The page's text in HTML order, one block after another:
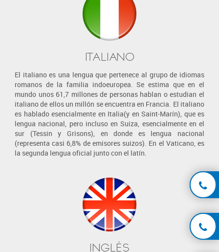
ITALIANO
El italiano es una lengua que pertenece al grupo de idiomas
romanos de la familia indoeuropea. Se estima que en el
mundo unos 61,7 millones de personas hablan o estudian el
italiano de ellos un millón se encuentra en Francia. El italiano
es hablado esencialmente en Italia(y en Saint-Marín), que es
lengua nacional, pero incluso en Suiza, esencialmente en el
sur (Tessin y Grisons), en donde es lengua nacional
(representa casi 6,8% de emisores suizos). En el Vaticano, es
la segunda lengua oficial junto con el latín.
INGLÉS